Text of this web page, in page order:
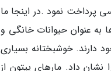
آزد است اما برای ورود به مزرعه مارها حدود 5 پوند انگلیسی پرداخت نمود .در اینجا ما
به عنوان حیوانات خانگی و
دارند. خوشبختانه بسیاری
داد. مارهای پیتون از